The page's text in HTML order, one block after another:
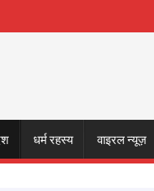
धर्म रहस्य वाइरल न्यूज़